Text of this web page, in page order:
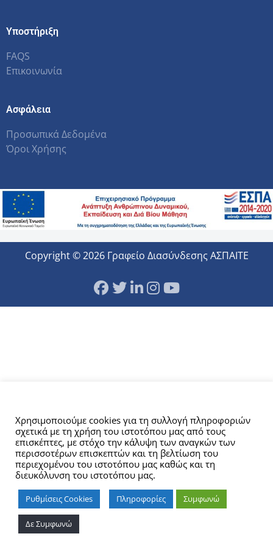
Υποστήριξη
FAQS
Επικοινωνία
Ασφάλεια
Προσωπικά Δεδομένα
Όροι Χρήσης
Copyright © 2026 Γραφείο Διασύνδεσης ΑΣΠΑΙΤΕ
Χρησιμοποιούμε cookies για τη συλλογή πληροφοριών
σχετικά με τη χρήση του ιστοτόπου μας από τους
επισκέπτες, με στόχο την κάλυψη των αναγκών των
περισσοτέρων επισκεπτών και τη βελτίωση του
περιεχομένου του ιστοτόπου μας καθώς και τη
διευκόλυνση του ιστοτόπου μας.
Ρυθμίσεις Cookies Πληροφορίες Συμφωνώ
Δε Συμφωνώ